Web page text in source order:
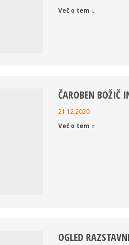
Več o tem
ČAROBEN BOŽIČ
21.12.2020
Več o tem
OGLED